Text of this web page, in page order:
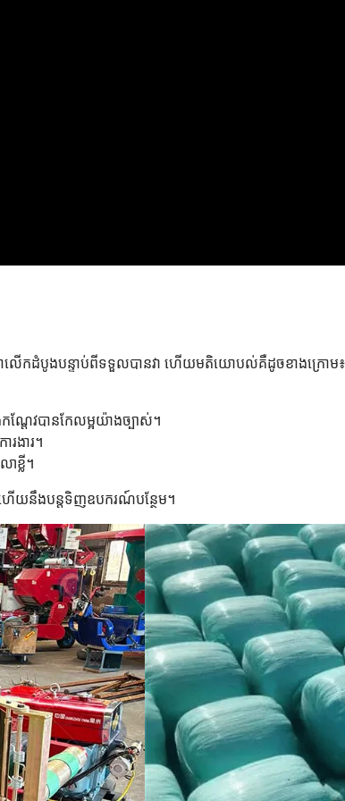
ើកដំបូងបន្ទាប់ពីទទួលបានវា ហើយមតិយោបល់គឺដូចខាងក្រោម៖
ណ្តែវបានកែលម្អយ៉ាងច្បាស់។
រងារ។
ខ្លី។
ើយនឹងបន្តទិញឧបករណ៍បន្ថែម។